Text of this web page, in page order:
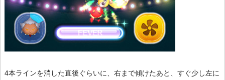
4本ラインを消した直後ぐらいに、右まで傾けたあと、すぐ少し左に